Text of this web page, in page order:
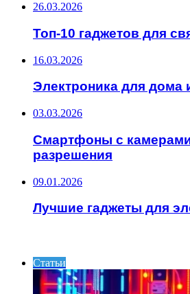
26.03.2026
Топ-10 гаджетов для
16.03.2026
Электроника для дома
03.03.2026
Смартфоны с
разрешения
09.01.2026
Лучшие гаджеты для
Статьи